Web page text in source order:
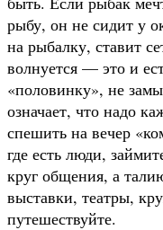
рыбу, он не сидит у
на рыбалку, ставит
волнуется — это и
«половинку», не
означает, что надо
спешить на вечер
где есть люди,
круг общения, а
выставки, театры,
путешествуйте.